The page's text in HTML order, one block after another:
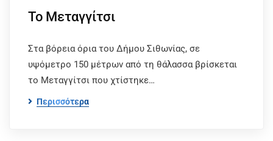
Το Μεταγγίτσι
Στα βόρεια όρια του Δήμου Σιθωνίας, σε
υψόμετρο 150 μέτρων από τη θάλασσα βρίσκεται
το Μεταγγίτσι που χτίστηκε…
Περισσότερα